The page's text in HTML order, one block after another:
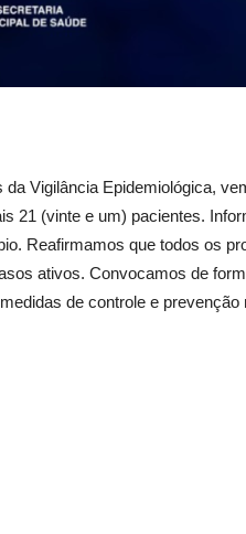
Vigilância Epidemiológica,
21 (vinte e um) pacientes.
Reafirmamos que todos os
ativos. Convocamos de
de controle e